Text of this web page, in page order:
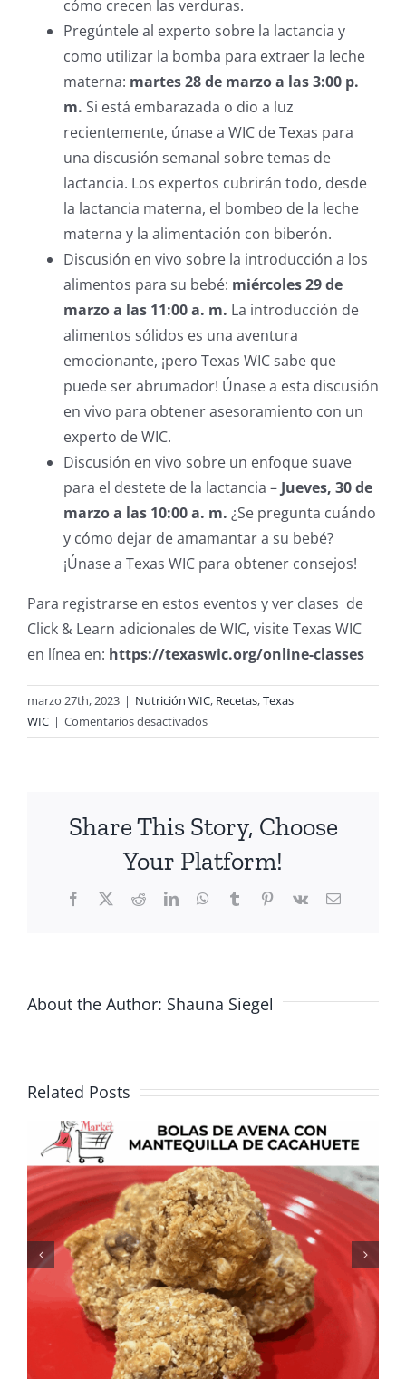
cómo crecen las verduras.
Pregúntele al experto sobre la lactancia y
como utilizar la bomba para extraer la leche
materna: martes 28 de marzo a las 3:00 p.
m. Si está embarazada o dio a luz
recientemente, únase a WIC de Texas para
una discusión semanal sobre temas de
lactancia. Los expertos cubrirán todo, desde
la lactancia materna, el bombeo de la leche
materna y la alimentación con biberón.
Discusión en vivo sobre la introducción a los
alimentos para su bebé: miércoles 29 de
marzo a las 11:00 a. m. La introducción de
alimentos sólidos es una aventura
emocionante, ¡pero Texas WIC sabe que
puede ser abrumador! Únase a esta discusión
en vivo para obtener asesoramiento con un
experto de WIC.
Discusión en vivo sobre un enfoque suave
para el destete de la lactancia – Jueves, 30 de
marzo a las 10:00 a. m. ¿Se pregunta cuándo
y cómo dejar de amamantar a su bebé?
¡Únase a Texas WIC para obtener consejos!
Para registrarse en estos eventos y ver clases de
Click & Learn adicionales de WIC, visite Texas WIC
en línea en: https://texaswic.org/online-classes
marzo 27th, 2023 | Nutrición WIC, Recetas,Texas
WIC | Comentarios desactivadosen
Clases
mamás
Marzo
Share This Story, Choose
Your Platform!
Facebook
X RedditLinkedInWhatsApp
TumblrPinterest
Vk Email
About the Author: Shauna Siegel
Related Posts
Fresca, sabrosa y perfecta
para el verano: Receta de
ensalada de elote y frijoles
negros